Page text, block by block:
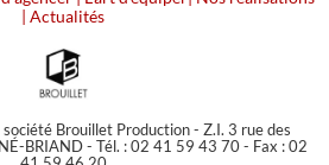
| Actualités
Brouillet Production - Z.I. 3 rue des
BRIAND - Tél. : 02 41 59 43 70 - Fax : 02